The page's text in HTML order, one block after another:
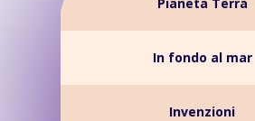
In fondo al mar
Invenzioni